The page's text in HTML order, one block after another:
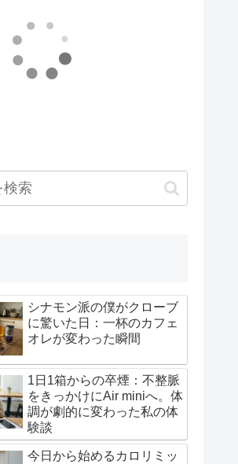
シナモン派の僕がクローブ
に驚いた日：一杯のカフェ
オレが変わった瞬間
1日1箱からの卒煙：不整脈
をきっかけにAir miniへ。体
調が劇的に変わった私の体
験談
今日から始めるカロリミッ